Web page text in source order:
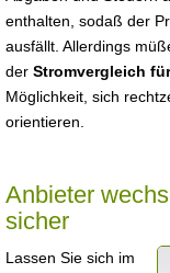
enthalten, sodaß der
ausfällt. Allerdings
der Stromvergleich
Möglichkeit, sich
orientieren.
Anbieter
sicher
Lassen Sie sich im